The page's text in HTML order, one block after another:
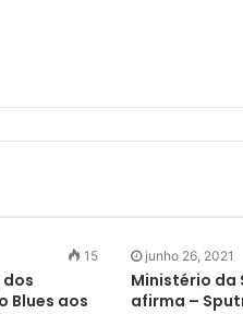
15
Blues aos
junho 26, 2021
Ministério da
afirma –